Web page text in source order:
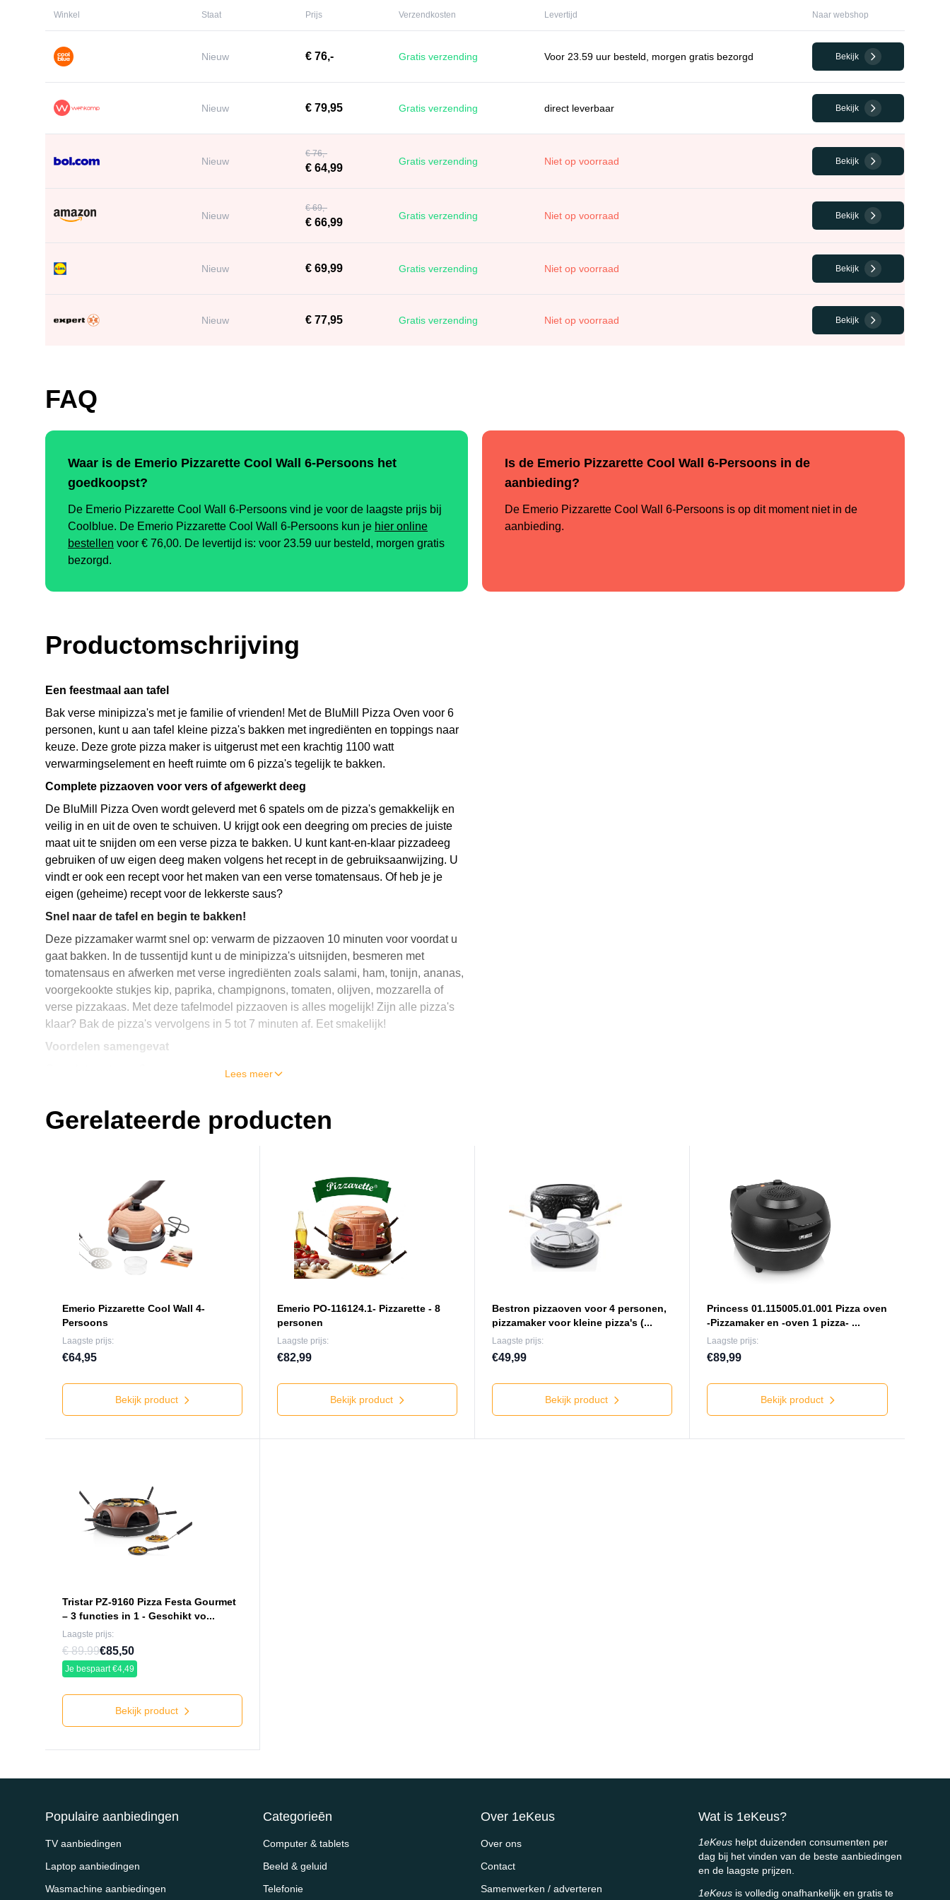
Winkel Staat Prijs Verzendkosten Levertijd Naar webshop
Nieuw € 76,- Gratis verzending Voor 23.59 uur besteld, morgen gratis bezorgd Bekijk
Nieuw € 79,95 Gratis verzending direct leverbaar Bekijk
Nieuw
€ 76,-
€ 64,99
Gratis verzending Niet op voorraad Bekijk
Nieuw
€ 69,-
€ 66,99
Gratis verzending Niet op voorraad Bekijk
Nieuw € 69,99 Gratis verzending Niet op voorraad Bekijk
Nieuw € 77,95 Gratis verzending Niet op voorraad Bekijk
FAQ
Waar is de Emerio Pizzarette Cool Wall 6-Persoons het
goedkoopst?
De Emerio Pizzarette Cool Wall 6-Persoons vind je voor de laagste prijs bij
Coolblue. De Emerio Pizzarette Cool Wall 6-Persoons kun je hier online
bestellen voor € 76,00. De levertijd is: voor 23.59 uur besteld, morgen gratis
bezorgd.
Is de Emerio Pizzarette Cool Wall 6-Persoons in de
aanbieding?
De Emerio Pizzarette Cool Wall 6-Persoons is op dit moment niet in de
aanbieding.
Productomschrijving
Een feestmaal aan tafel
Bak verse minipizza's met je familie of vrienden! Met de BluMill Pizza Oven voor 6
personen, kunt u aan tafel kleine pizza's bakken met ingrediënten en toppings naar
keuze. Deze grote pizza maker is uitgerust met een krachtig 1100 watt
verwarmingselement en heeft ruimte om 6 pizza's tegelijk te bakken.
Complete pizzaoven voor vers of afgewerkt deeg
De BluMill Pizza Oven wordt geleverd met 6 spatels om de pizza's gemakkelijk en
veilig in en uit de oven te schuiven. U krijgt ook een deegring om precies de juiste
maat uit te snijden om een verse pizza te bakken. U kunt kant-en-klaar pizzadeeg
gebruiken of uw eigen deeg maken volgens het recept in de gebruiksaanwijzing. U
vindt er ook een recept voor het maken van een verse tomatensaus. Of heb je je
eigen (geheime) recept voor de lekkerste saus?
Snel naar de tafel en begin te bakken!
Deze pizzamaker warmt snel op: verwarm de pizzaoven 10 minuten voor voordat u
gaat bakken. In de tussentijd kunt u de minipizza's uitsnijden, besmeren met
tomatensaus en afwerken met verse ingrediënten zoals salami, ham, tonijn, ananas,
voorgekookte stukjes kip, paprika, champignons, tomaten, olijven, mozzarella of
verse pizzakaas. Met deze tafelmodel pizzaoven is alles mogelijk! Zijn alle pizza's
klaar? Bak de pizza's vervolgens in 5 tot 7 minuten af. Eet smakelijk!
Voordelen samengevat
Jij beslist wat er op je pizza komt en wat niet
inclusief recepten voor heerlijk pizzadeeg en smakelijke tomatensaus
Lees meer
Gerelateerde producten
Emerio Pizzarette Cool Wall 4-
Persoons
Laagste prijs:
€64,95
Bekijk product
Emerio PO-116124.1- Pizzarette - 8
personen
Laagste prijs:
€82,99
Bekijk product
Bestron pizzaoven voor 4 personen,
pizzamaker voor kleine pizza's (...
Laagste prijs:
€49,99
Bekijk product
Princess 01.115005.01.001 Pizza oven
-Pizzamaker en -oven 1 pizza- ...
Laagste prijs:
€89,99
Bekijk product
Tristar PZ-9160 Pizza Festa Gourmet
– 3 functies in 1 - Geschikt vo...
Laagste prijs:
€ 89.99€85,50
Je bespaart €4,49
Bekijk product
Populaire aanbiedingen
TV aanbiedingen
Laptop aanbiedingen
Wasmachine aanbiedingen
Categorieēn
Computer & tablets
Beeld & geluid
Telefonie
Over 1eKeus
Over ons
Contact
Samenwerken / adverteren
Wat is 1eKeus?
1eKeus helpt duizenden consumenten per
dag bij het vinden van de beste aanbiedingen
en de laagste prijzen.
1eKeus is volledig onafhankelijk en gratis te